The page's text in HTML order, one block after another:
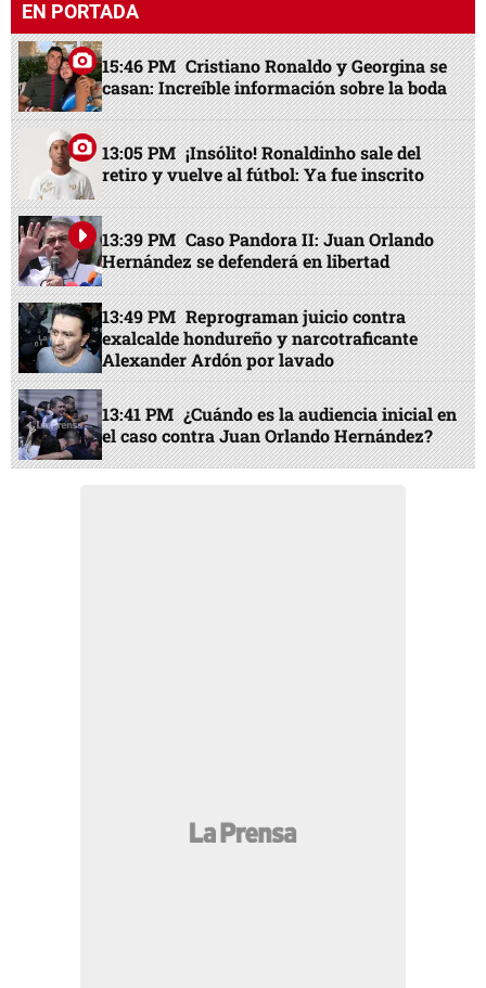
EN PORTADA
15:46 PM Cristiano Ronaldo y Georgina se
casan: Increíble información sobre la boda
13:05 PM ¡Insólito! Ronaldinho sale del
retiro y vuelve al fútbol: Ya fue inscrito
13:39 PM Caso Pandora II: Juan Orlando
Hernández se defenderá en libertad
13:49 PM Reprograman juicio contra
exalcalde hondureño y narcotraficante
Alexander Ardón por lavado
13:41 PM ¿Cuándo es la audiencia inicial en
el caso contra Juan Orlando Hernández?